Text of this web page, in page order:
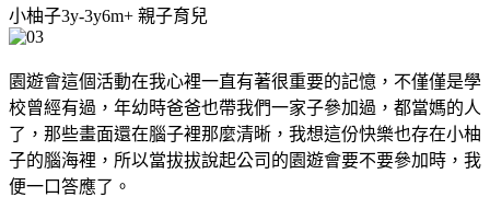
小柚子3y-3y6m+ 親子育兒
園遊會這個活動在我心裡一直有著很重要的記憶，不僅僅是學
校曾經有過，年幼時爸爸也帶我們一家子參加過，都當媽的人
了，那些畫面還在腦子裡那麼清晰，我想這份快樂也存在小柚
子的腦海裡，所以當拔拔說起公司的園遊會要不要參加時，我
便一口答應了。